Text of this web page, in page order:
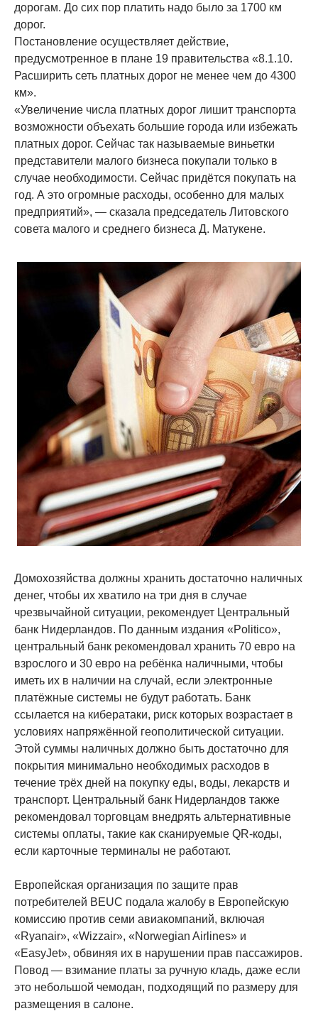
дорогам. До сих пор платить надо было за 1700 км
дорог.
Постановление осуществляет действие,
предусмотренное в плане 19 правительства «8.1.10.
Расширить сеть платных дорог не менее чем до 4300
км».
«Увеличение числа платных дорог лишит транспорта
возможности объехать большие города или избежать
платных дорог. Сейчас так называемые виньетки
представители малого бизнеса покупали только в
случае необходимости. Сейчас придётся покупать на
год. А это огромные расходы, особенно для малых
предприятий», — сказала председатель Литовского
совета малого и среднего бизнеса Д. Матукене.
Домохозяйства должны хранить достаточно наличных
денег, чтобы их хватило на три дня в случае
чрезвычайной ситуации, рекомендует Центральный
банк Нидерландов. По данным издания «Politico»,
центральный банк рекомендовал хранить 70 евро на
взрослого и 30 евро на ребёнка наличными, чтобы
иметь их в наличии на случай, если электронные
платёжные системы не будут работать. Банк
ссылается на кибератаки, риск которых возрастает в
условиях напряжённой геополитической ситуации.
Этой суммы наличных должно быть достаточно для
покрытия минимально необходимых расходов в
течение трёх дней на покупку еды, воды, лекарств и
транспорт. Центральный банк Нидерландов также
рекомендовал торговцам внедрять альтернативные
системы оплаты, такие как сканируемые QR-коды,
если карточные терминалы не работают.
Европейская организация по защите прав
потребителей BEUC подала жалобу в Европейскую
комиссию против семи авиакомпаний, включая
«Ryanair», «Wizzair», «Norwegian Airlines» и
«EasyJet», обвиняя их в нарушении прав пассажиров.
Повод — взимание платы за ручную кладь, даже если
это небольшой чемодан, подходящий по размеру для
размещения в салоне.